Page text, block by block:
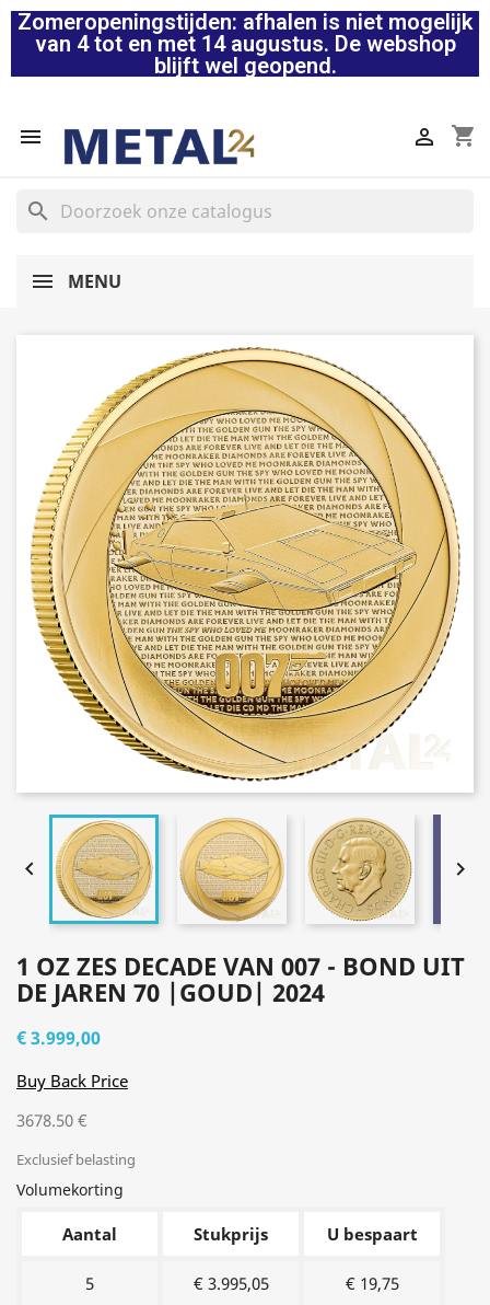
Zomeropeningstijden: afhalen is niet mogelijk
van 4 tot en met 14 augustus. De webshop
blijft wel geopend.
 shopping_cart

search
MENU
 
1 OZ ZES DECADE VAN 007 - BOND UIT
DE JAREN 70 |GOUD| 2024
€ 3.999,00
Buy Back Price
3678.50 €
Exclusief belasting
Volumekorting
Aantal Stukprijs U bespaart
5 € 3.995,05 € 19,75